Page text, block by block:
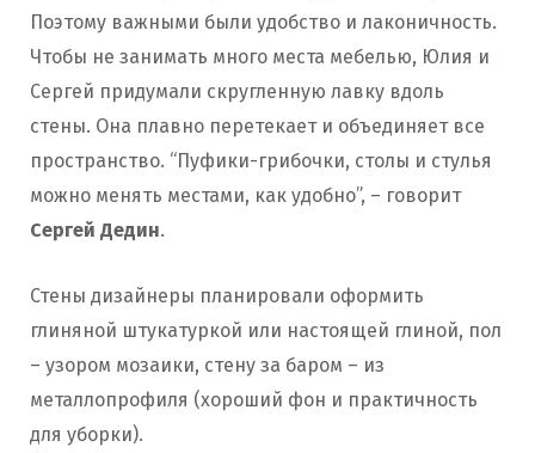
Поэтому важными были удобство и лаконичность.
Чтобы не занимать много места мебелью, Юлия и
Сергей придумали скругленную лавку вдоль
стены. Она плавно перетекает и объединяет все
пространство. “Пуфики-грибочки, столы и стулья
можно менять местами, как удобно”, – говорит
Сергей Дедин.
Стены дизайнеры планировали оформить
глиняной штукатуркой или настоящей глиной, пол
– узором мозаики, стену за баром – из
металлопрофиля (хороший фон и практичность
для уборки).